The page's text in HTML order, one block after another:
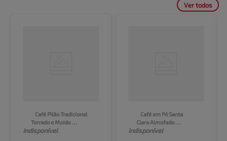
Ver todos
Café Pilão Tradicional
Torrado e Moído
Almofada 250g
Indisponível
Café em Pó Santa
Clara Almofado
Tradicional 250g
Indisponível